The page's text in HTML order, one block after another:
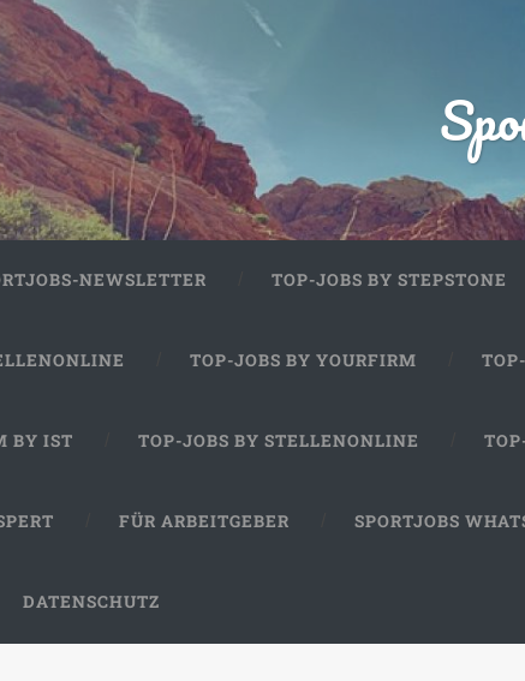
NEWSLETTER TOP-JOBS BY STEPSTONE
TOP-JOBS BY YOURFIRM
BY IST TOP-JOBS BY STELLENONLINE
FÜR ARBEITGEBER SPORTJOBS
DATENSCHUTZ